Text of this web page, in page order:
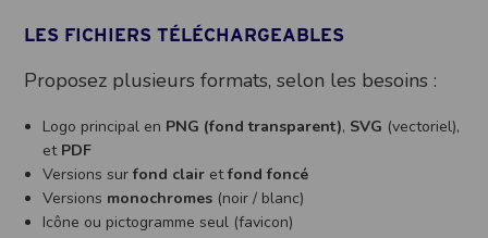
LES FICHIERS TÉLÉCHARGEABLES
Proposez plusieurs formats, selon les besoins :
Logo principal en PNG (fond transparent), SVG (vectoriel),
et PDF
Versions surfond clair etfond foncé
Versions monochromes (noir / blanc)
Icône ou pictogramme seul (favicon)